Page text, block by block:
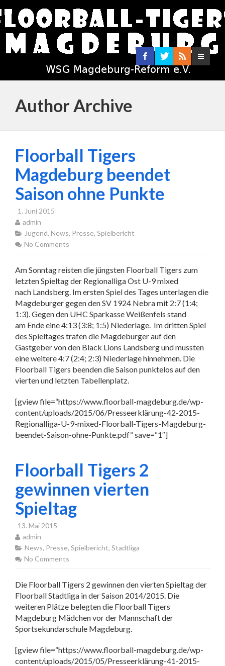
Author Archive
Floorball Tigers
Magdeburg beendet
Saison ohne Punkte
1. Juni 2015
admin
Jugend, News, Presse, Spielbericht
No Comments
Am Sonntag reisten die jüngsten Floorball Tigers zum
letzten Spieltag der Regionalliga Ost U-9 mixed
nach Landsberg. Im ersten Spiel des Tages unterlagen die
Magdeburger gegen den SV 1924 Nebra mit 2:7 (1:4;
1:3). Gegen den UHC Sparkasse Weißenfels stand
am Ende eine 4:13 (3:8; 1:5) Niederlage. Im dritten Spiel
des Spieltages trafen die Magdeburger auf den
Gastgeber von den Black Lions Landsberg und mussten
eine weitere 4:7 (2:4; 2:3) Niederlage hinnehmen. Die
Floorball Tigers beenden die Saison punktelos auf den
vierten und letzten Tabellenplatz.
[gview file=“https://www.floorball-magdeburg.de/wp-
content/uploads/2015/06/Presseerklärung-42-2015-
Regionalliga-U-9-mixed-Floorball-Tigers-Magdeburg-
beendet-Saison-ohne-Punkte.pdf“ save=“1″]
Floorball Tigers 2
gewinnen vierten
Spieltag
13. Mai 2015
admin
News, Presse, Spielbericht, Stadtliga
No Comments
Die Floorball Tigers 2 gewinnen den vierten Spieltag der
Floorball Stadtliga in der Saison 2014/2015. Die
weiteren Plätze belegten die Floorball Tigers
Magdeburg Mädchen vor der Mannschaft der
Sportsekundarschule Magdeburg.
[gview file=“https://www.floorball-magdeburg.de/wp-
content/uploads/2015/05/Presseerklärung-41-2015-